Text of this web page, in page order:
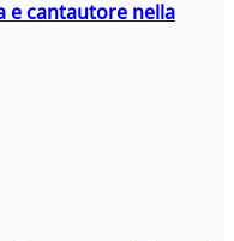
e cantautore nella